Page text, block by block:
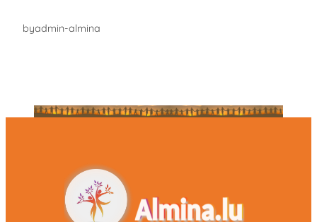
byadmin-almina